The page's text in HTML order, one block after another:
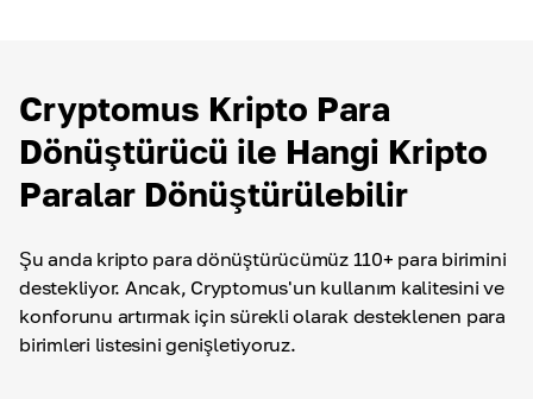
Cryptomus Kripto Para
Dönüştürücü ile Hangi Kripto
Paralar Dönüştürülebilir
Şu anda kripto para dönüştürücümüz 110+ para birimini
destekliyor. Ancak, Cryptomus'un kullanım kalitesini ve
konforunu artırmak için sürekli olarak desteklenen para
birimleri listesini genişletiyoruz.